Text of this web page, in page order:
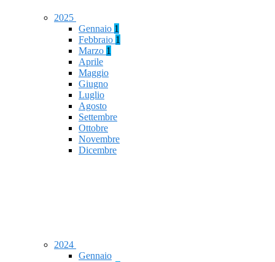
2025
Gennaio 1
Febbraio 1
Marzo 1
Aprile
Maggio
Giugno
Luglio
Agosto
Settembre
Ottobre
Novembre
Dicembre
2024
Gennaio